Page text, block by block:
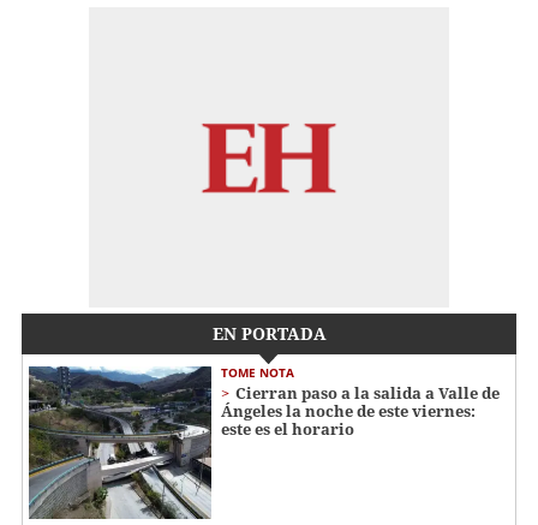
EN PORTADA
TOME NOTA
Cierran paso a la salida a Valle de
Ángeles la noche de este viernes:
este es el horario